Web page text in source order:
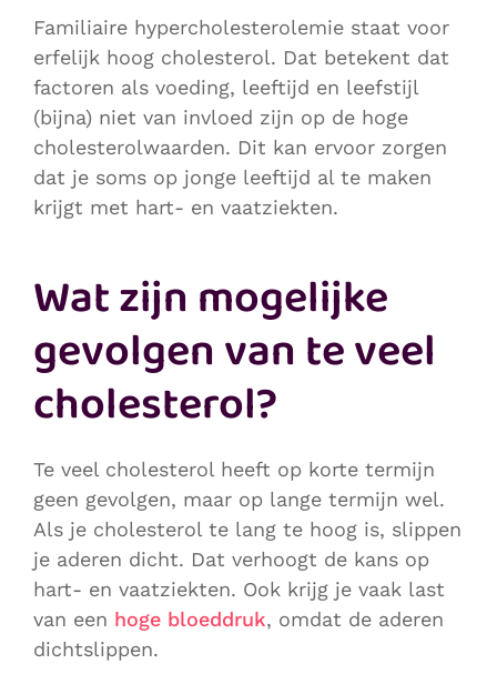
Familiaire hypercholesterolemie staat voor
erfelijk hoog cholesterol. Dat betekent dat
factoren als voeding, leeftijd en leefstijl
(bijna) niet van invloed zijn op de hoge
cholesterolwaarden. Dit kan ervoor zorgen
dat je soms op jonge leeftijd al te maken
krijgt met hart- en vaatziekten.
Wat zijn mogelijke
gevolgen van te veel
cholesterol?
Te veel cholesterol heeft op korte termijn
geen gevolgen, maar op lange termijn wel.
Als je cholesterol te lang te hoog is, slippen
je aderen dicht. Dat verhoogt de kans op
hart- en vaatziekten. Ook krijg je vaak last
van een hoge bloeddruk, omdat de aderen
dichtslippen.